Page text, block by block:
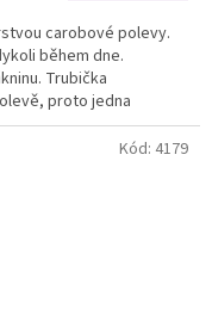
carobové polevy.
během dne.
Trubička
proto jedna
minimum.
Kód: 4179